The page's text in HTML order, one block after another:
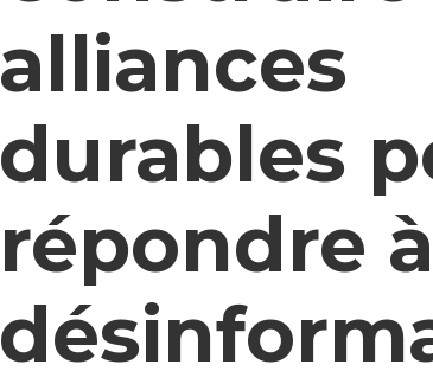
alliances
durables
répondre